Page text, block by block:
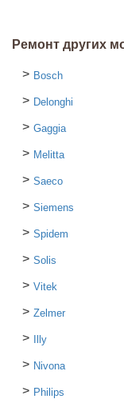
Ремонт других
Bosch
Delonghi
Gaggia
Melitta
Saeco
Siemens
Spidem
Solis
Vitek
Zelmer
Illy
Nivona
Philips